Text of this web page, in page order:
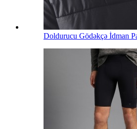
Doldurucu Gödəkçə İdman